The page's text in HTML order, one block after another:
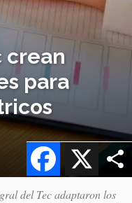
crean
para
X
Facebook
del Tec adaptaron los